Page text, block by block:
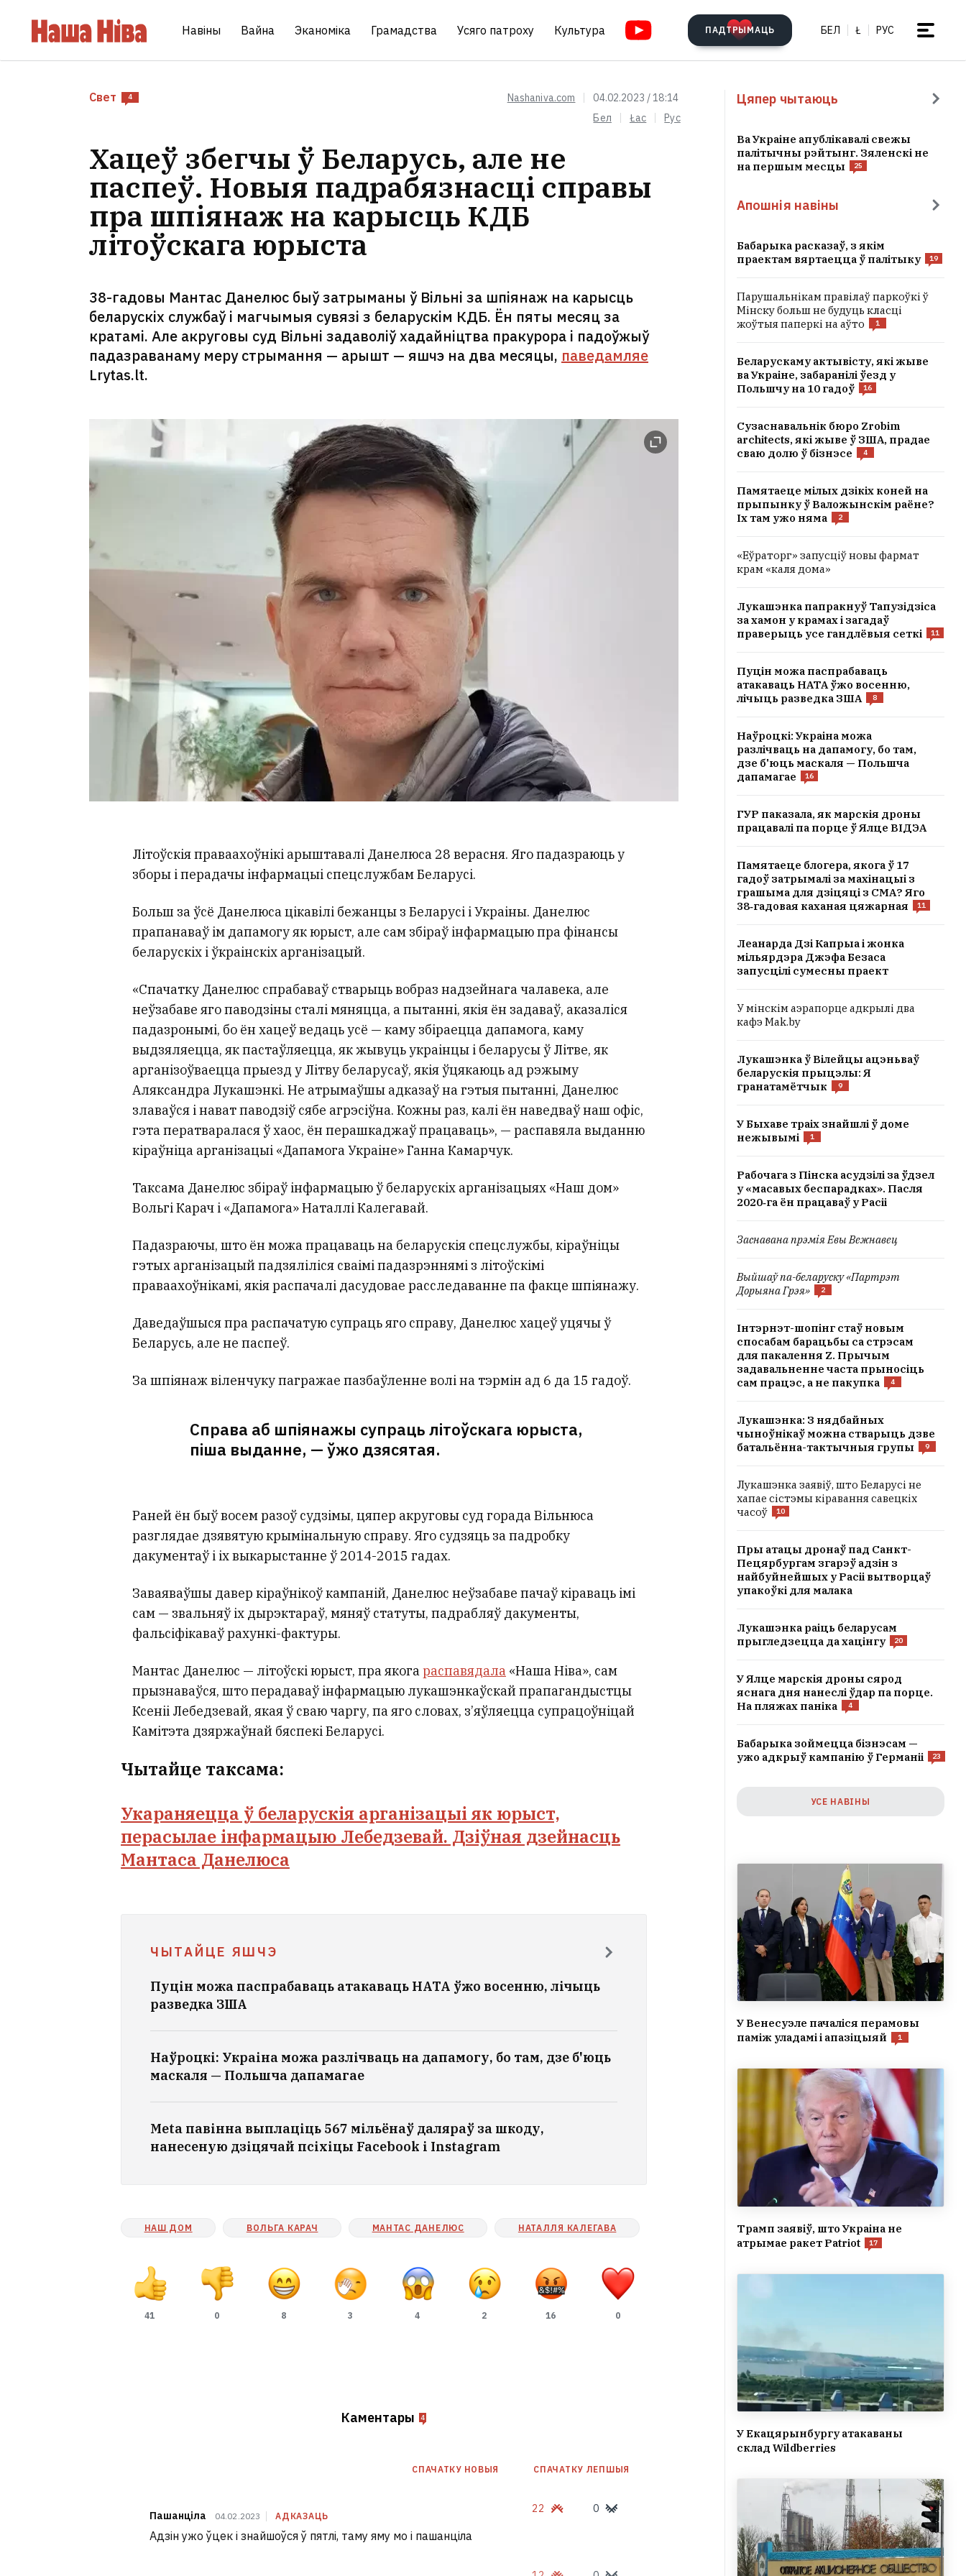
Навіны Вайна Эканоміка Грамадства Усяго патроху Культура ПАДТРЫМАЦЬ БЕЛ Ł РУС
Свет 4 Nashaniva.com
04.02.2023 / 18:14
Бел
Łac Рус
Хацеў збегчы ў Беларусь, але не
паспеў. Новыя падрабязнасці справы
пра шпіянаж на карысць КДБ
літоўскага юрыста
38-гадовы Мантас Данелюс быў затрыманы ў Вільні за шпіянаж на карысць
беларускіх службаў і магчымыя сувязі з беларускім КДБ. Ён пяты месяц за
кратамі. Але акруговы суд Вільні задаволіў хадайніцтва пракурора і падоўжыў
падазраванаму меру стрымання — арышт — яшчэ на два месяцы, паведамляе
Lrytas.lt.
Літоўскія праваахоўнікі арыштавалі Данелюса 28 верасня. Яго падазраюць у
зборы і перадачы інфармацыі спецслужбам Беларусі.
Больш за ўсё Данелюса цікавілі бежанцы з Беларусі і Украіны. Данелюс
прапанаваў ім дапамогу як юрыст, але сам збіраў інфармацыю пра фінансы
беларускіх і ўкраінскіх арганізацый.
«Спачатку Данелюс спрабаваў стварыць вобраз надзейнага чалавека, але
неўзабаве яго паводзіны сталі мяняцца, а пытанні, якія ён задаваў, аказаліся
падазронымі, бо ён хацеў ведаць усё — каму збіраецца дапамога, каму
выдзяляецца, як пастаўляецца, як жывуць украінцы і беларусы ў Літве, як
арганізоўваецца прыезд у Літву беларусаў, якія ўцякаюць ад рэжыму
Аляксандра Лукашэнкі. Не атрымаўшы адказаў на гэтыя пытанні, Данелюс
злаваўся і нават паводзіў сябе агрэсіўна. Кожны раз, калі ён наведваў наш офіс,
гэта ператваралася ў хаос, ён перашкаджаў працаваць», — распавяла выданню
кіраўніца арганізацыі «Дапамога Украіне» Ганна Камарчук.
Таксама Данелюс збіраў інфармацыю ў беларускіх арганізацыях «Наш дом»
Вольгі Карач і «Дапамога» Наталлі Калегавай.
Падазраючы, што ён можа працаваць на беларускія спецслужбы, кіраўніцы
гэтых арганізацый падзяліліся сваімі падазрэннямі з літоўскімі
праваахоўнікамі, якія распачалі дасудовае расследаванне па факце шпіянажу.
Даведаўшыся пра распачатую супраць яго справу, Данелюс хацеў уцячы ў
Беларусь, але не паспеў.
За шпіянаж віленчуку пагражае пазбаўленне волі на тэрмін ад 6 да 15 гадоў.
Справа аб шпіянажы супраць літоўскага юрыста,
піша выданне, — ўжо дзясятая.
Раней ён быў восем разоў судзімы, цяпер акруговы суд горада Вільнюса
разглядае дзявятую крымінальную справу. Яго судзяць за падробку
дакументаў і іх выкарыстанне ў 2014-2015 гадах.
Заваяваўшы давер кіраўнікоў кампаній, Данелюс неўзабаве пачаў кіраваць імі
сам — звальняў іх дырэктараў, мяняў статуты, падрабляў дакументы,
фальсіфікаваў рахункі-фактуры.
Мантас Данелюс — літоўскі юрыст, пра якогараспавядала «Наша Ніва», сам
прызнаваўся, што перадаваў інфармацыю лукашэнкаўскай прапагандыстцы
Ксеніі Лебедзевай, якая ў сваю чаргу, па яго словах, з’яўляецца супрацоўніцай
Камітэта дзяржаўнай бяспекі Беларусі.
Чытайце таксама:
Укараняецца ў беларускія арганізацыі як юрыст,
перасылае інфармацыю Лебедзевай. Дзіўная дзейнасць
Мантаса Данелюса
ЧЫТАЙЦЕ ЯШЧЭ
Пуцін можа паспрабаваць атакаваць НАТА ўжо восенню, лічыць
разведка ЗША
Наўроцкі: Украіна можа разлічваць на дапамогу, бо там, дзе б'юць
маскаля — Польшча дапамагае
Meta павінна выплаціць 567 мільёнаў даляраў за шкоду,
нанесеную дзіцячай псіхіцы Facebook і Instagram
НАШ ДОМ ВОЛЬГА КАРАЧ МАНТАС ДАНЕЛЮС НАТАЛЛЯ КАЛЕГАВА
41 0 8 3 4 2 16 0
Каментары 4
СПАЧАТКУ НОВЫЯ СПАЧАТКУ ЛЕПШЫЯ
Пашанціла 04.02.2023 АДКАЗАЦЬ
22 0
Адзін ужо ўцек і знайшоўся ў пятлі, таму яму мо і пашанціла
Цяпер чытаюць
Ва Украіне апублікавалі свежы
палітычны рэйтынг. Зяленскі не
на першым месцы
25
Апошнія навіны
Бабарыка расказаў, з якім
праектам вяртаецца ў палітыку
19
Парушальнікам правілаў паркоўкі ў
Мінску больш не будуць класці
жоўтыя паперкі на аўто
1
Беларускаму актывісту, які жыве
ва Украіне, забаранілі ўезд у
Польшчу на 10 гадоў
16
Сузаснавальнік бюро Zrobim
architects, які жыве ў ЗША, прадае
сваю долю ў бізнэсе
4
Памятаеце мілых дзікіх коней на
прыпынку ў Валожынскім раёне?
Іх там ужо няма
2
«Еўраторг» запусціў новы фармат
крам «каля дома»
Лукашэнка папракнуў Тапузідзіса
за хамон у крамах і загадаў
праверыць усе гандлёвыя сеткі
11
Пуцін можа паспрабаваць
атакаваць НАТА ўжо восенню,
лічыць разведка ЗША
8
Наўроцкі: Украіна можа
разлічваць на дапамогу, бо там,
дзе б'юць маскаля — Польшча
дапамагае
16
ГУР паказала, як марскія дроны
працавалі па порце ў Ялце ВІДЭА
Памятаеце блогера, якога ў 17
гадоў затрымалі за махінацыі з
грашыма для дзіцяці з СМА? Яго
38‑гадовая каханая цяжарная
11
Леанарда Дзі Капрыа і жонка
мільярдэра Джэфа Безаса
запусцілі сумесны праект
У мінскім аэрапорце адкрылі два
кафэ Mak.by
Лукашэнка ў Вілейцы ацэньваў
беларускія прыцэлы: Я
гранатамётчык
9
У Быхаве траіх знайшлі ў доме
нежывымі
1
Рабочага з Пінска асудзілі за ўдзел
у «масавых беспарадках». Пасля
2020‑га ён працаваў у Расіі
Заснавана прэмія Евы Вежнавец
Выйшаў па-беларуску «Партрэт
Дорыяна Грэя»
2
Інтэрнэт-шопінг стаў новым
спосабам барацьбы са стрэсам
для пакалення Z. Прычым
задавальненне часта прыносіць
сам працэс, а не пакупка
4
Лукашэнка: З нядбайных
чыноўнікаў можна стварыць дзве
батальённа-тактычныя групы
9
Лукашэнка заявіў, што Беларусі не
хапае сістэмы кіравання савецкіх
часоў
10
Пры атацы дронаў пад Санкт-
Пецярбургам згарэў адзін з
найбуйнейшых у Расіі вытворцаў
упакоўкі для малака
Лукашэнка раіць беларусам
прыгледзецца да хацінгу
20
У Ялце марскія дроны сярод
яснага дня нанеслі ўдар па порце.
На пляжах паніка
4
Бабарыка зоймецца бізнэсам —
ужо адкрыў кампанію ў Германіі
23
УСЕ НАВІНЫ
У Венесуэле пачаліся перамовы
паміж уладамі і апазіцыяй
1
Трамп заявіў, што Украіна не
атрымае ракет Patriot
17
У Екацярынбургу атакаваны
склад Wildberries